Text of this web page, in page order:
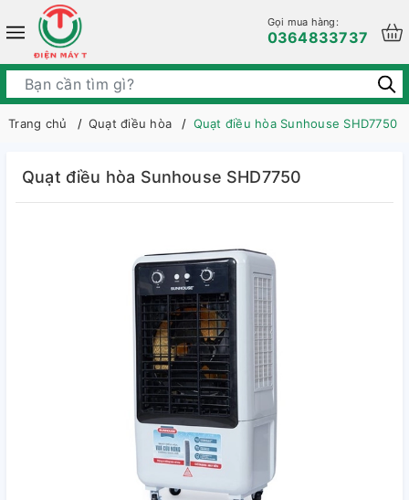
Gọi mua hàng:
0364833737
Trang chủ Quạt điều hòa Quạt điều hòa Sunhouse SHD7750
Quạt điều hòa Sunhouse SHD7750